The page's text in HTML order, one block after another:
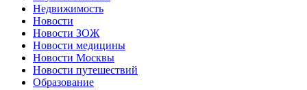
Недвижимость
Новости
Новости ЗОЖ
Новости медицины
Новости Москвы
Новости путешествий
Образование